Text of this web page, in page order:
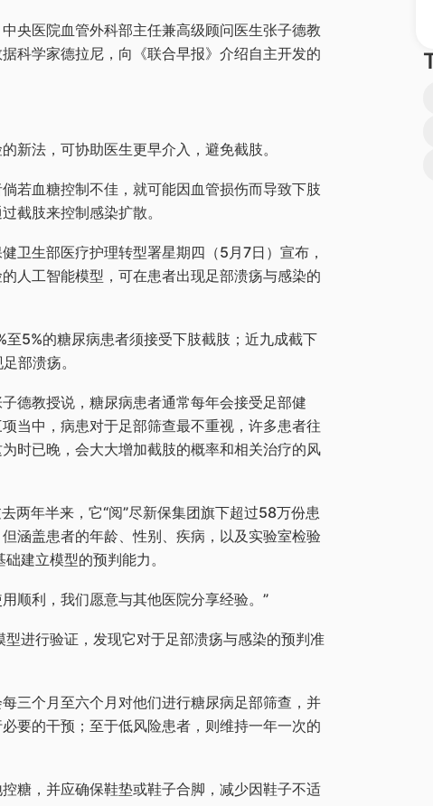
央医院血管外科部主任兼高级顾问医生张子德教
科学家德拉尼，向《联合早报》介绍自主开发的
新法，可协助医生更早介入，避免截肢。
若血糖控制不佳，就可能因血管损伤而导致下肢
截肢来控制感染扩散。
卫生部医疗护理转型署星期四（5月7日）宣布，
人工智能模型，可在患者出现足部溃疡与感染的
5%的糖尿病患者须接受下肢截肢；近九成截下
部溃疡。
德教授说，糖尿病患者通常每年会接受足部健
当中，病患对于足部筛查最不重视，许多患者往
时已晚，会大大增加截肢的概率和相关治疗的风
两年半来，它“阅”尽新保集团旗下超过58万份患
涵盖患者的年龄、性别、疾病，以及实验室检验
建立模型的预判能力。
顺利，我们愿意与其他医院分享经验。”
进行验证，发现它对于足部溃疡与感染的预判准
三个月至六个月对他们进行糖尿病足部筛查，并
要的干预；至于低风险患者，则维持一年一次的
糖，并应确保鞋垫或鞋子合脚，减少因鞋子不适